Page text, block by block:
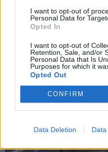
I want to opt-out of
Personal Data for
Opted In
I want to opt-out of
Retention, Sale, and/or
Personal Data that Is
Purposes for which it
Opted Out
CONFIRM
Data Deletion Data
Προκλητική
Μαγιότ: "Αν δεν
λουτρό σκ@τά"